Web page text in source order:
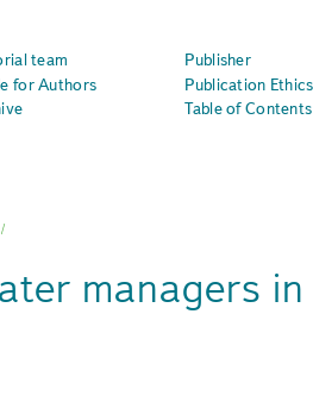
team
Publisher
for Authors
Publication Ethics
Table of Contents
/
managers